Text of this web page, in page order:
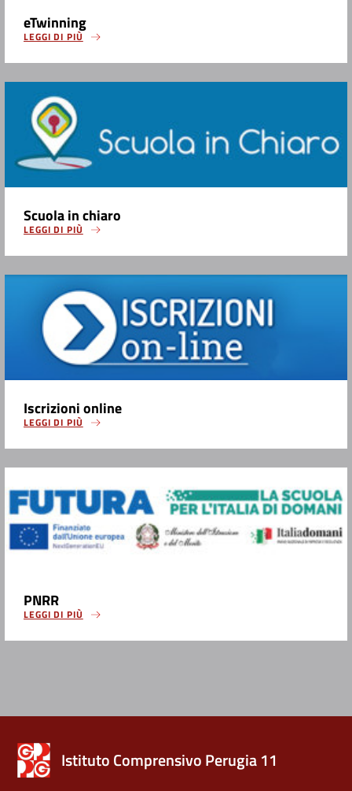
eTwinning
LEGGI DI PIÙ
Scuola in chiaro
LEGGI DI PIÙ
Iscrizioni online
LEGGI DI PIÙ
PNRR
LEGGI DI PIÙ
Istituto Comprensivo Perugia 11